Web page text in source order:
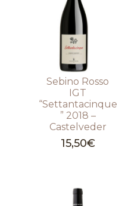
Sebino Rosso
IGT
“Settantacinque
” 2018 –
Castelveder
15,50€